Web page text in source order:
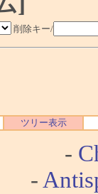
削除キー/
ツリー表示
-
-